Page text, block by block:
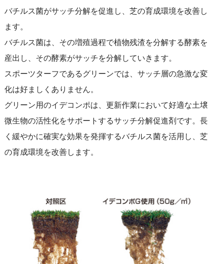
バチルス菌がサッチ分解を促進し、芝の育成環境を改善し
ます。
バチルス菌は、その増殖過程で植物残渣を分解する酵素を
産出し、その酵素がサッチを分解していきます。
スポーツターフであるグリーンでは、サッチ層の急激な変
化は好ましくありません。
グリーン用のイデコンポは、更新作業において好適な土壌
微生物の活性化をサポートするサッチ分解促進剤です。長
く緩やかに確実な効果を発揮するバチルス菌を活用し、芝
の育成環境を改善します。